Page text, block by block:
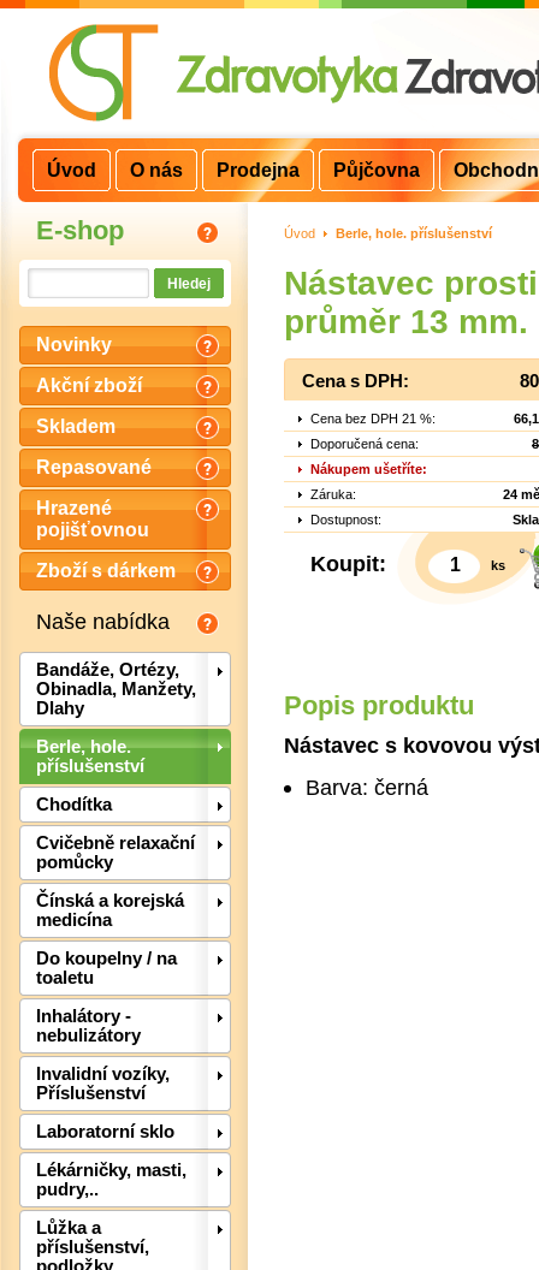
E-shop
Novinky
Akční zboží
Skladem
Repasované
Hrazené
pojišťovnou
Zboží s dárkem
Naše nabídka
Bandáže, Ortézy,
Obinadla, Manžety,
Dlahy
Berle, hole.
příslušenství
Chodítka
Cvičebně relaxační
pomůcky
Čínská a korejská
medicína
Do koupelny / na
toaletu
Inhalátory -
nebulizátory
Invalidní vozíky,
Příslušenství
Laboratorní sklo
Lékárničky, masti,
pudry,..
Lůžka a
příslušenství,
Úvod > Berle, hole. příslušenství
Nástavec
průměr 13 mm.
Cena s DPH:
Cena bez DPH 21 %:
Doporučená cena:
Nákupem ušetříte:
Záruka:
24
Dostupnost:
Koupit: ks
Popis produktu
Nástavec s kovovou
Barva: černá
Úvod O nás Prodejna Půjčovna